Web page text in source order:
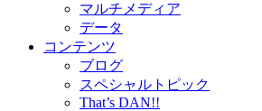
マルチメディア
データ
コンテンツ
ブログ
スペシャルトピック
That’s DAN!!